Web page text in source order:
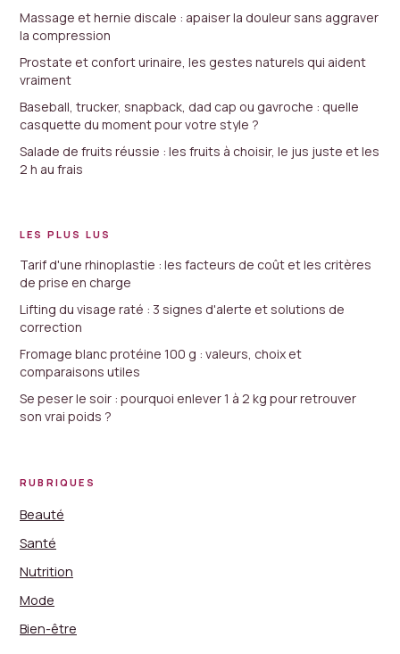
Massage et hernie discale : apaiser la douleur sans aggraver
la compression
Prostate et confort urinaire, les gestes naturels qui aident
vraiment
Baseball, trucker, snapback, dad cap ou gavroche : quelle
casquette du moment pour votre style ?
Salade de fruits réussie : les fruits à choisir, le jus juste et les
2 h au frais
LES PLUS LUS
Tarif d'une rhinoplastie : les facteurs de coût et les critères
de prise en charge
Lifting du visage raté : 3 signes d'alerte et solutions de
correction
Fromage blanc protéine 100 g : valeurs, choix et
comparaisons utiles
Se peser le soir : pourquoi enlever 1 à 2 kg pour retrouver
son vrai poids ?
RUBRIQUES
Beauté
Santé
Nutrition
Mode
Bien-être